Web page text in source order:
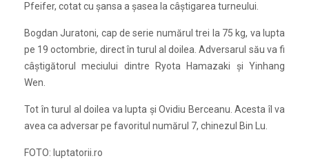
Pfeifer, cotat cu şansa a şasea la câştigarea turneului.
Bogdan Juratoni, cap de serie numărul trei la 75 kg, va lupta
pe 19 octombrie, direct în turul al doilea. Adversarul său va fi
câştigătorul meciului dintre Ryota Hamazaki şi Yinhang
Wen.
Tot în turul al doilea va lupta şi Ovidiu Berceanu. Acesta îl va
avea ca adversar pe favoritul numărul 7, chinezul Bin Lu.
FOTO: luptatorii.ro